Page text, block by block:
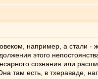
например, а стали
этого
сознания или
там есть, в тхераваде,